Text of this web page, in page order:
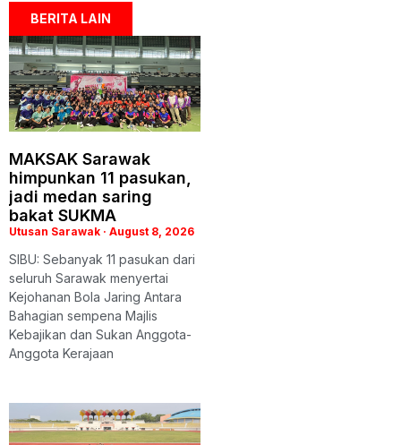
BERITA LAIN
MAKSAK Sarawak
himpunkan 11 pasukan,
jadi medan saring
bakat SUKMA
Utusan Sarawak August 8, 2026
SIBU: Sebanyak 11 pasukan dari
seluruh Sarawak menyertai
Kejohanan Bola Jaring Antara
Bahagian sempena Majlis
Kebajikan dan Sukan Anggota-
Anggota Kerajaan